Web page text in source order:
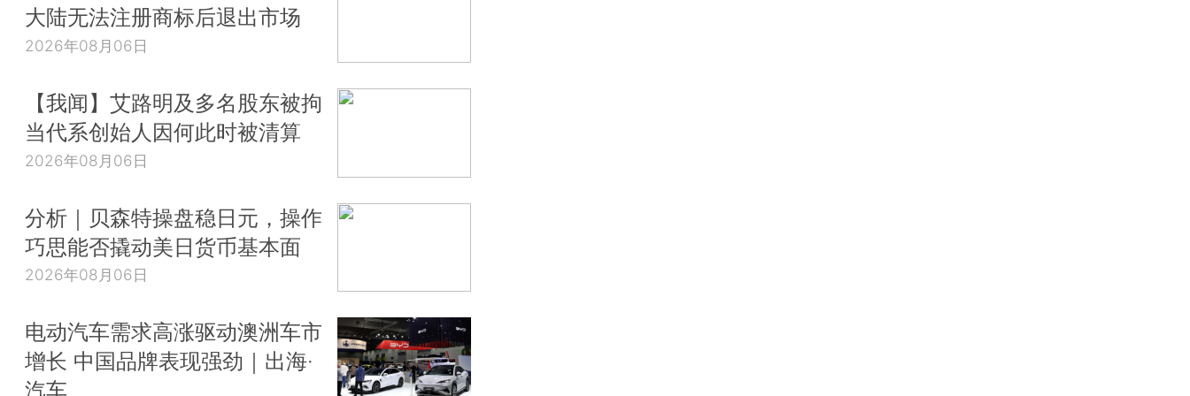
大陆无法注册商标后退出市场
2026年08月06日
【我闻】艾路明及多名股东被拘
当代系创始人因何此时被清算
2026年08月06日
分析｜贝森特操盘稳日元，操作
巧思能否撬动美日货币基本面
2026年08月06日
电动汽车需求高涨驱动澳洲车市
增长 中国品牌表现强劲｜出海·
汽车